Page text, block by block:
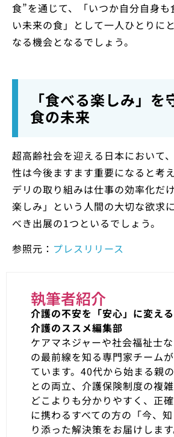
食”を通じて、「いつか自分自身
い未来の食」として一人ひとりに
なる機会となるでしょう。
「食べる楽しみ」を
食の未来
超高齢社会を迎える日本において
性は今後ますます重要になると考
デリの取り組みは仕事の効率化だ
楽しみ」という人間の大切な欲求
べき出展の1つといるでしょう。
参照元： プレスリリース
執筆者紹介
介護の不安を「安心」に変え
介護のススメ編集部
ケアマネジャーや社会福祉士
の最前線を知る専門家チーム
ています。40代から始まる親
との両立、介護保険制度の複雑
どこよりも分かりやすく、正
に携わるすべての方の「今、
り添った解決策をお届けします